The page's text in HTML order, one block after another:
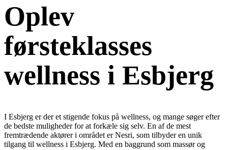
Oplev
førsteklasses
wellness i Esbjerg
I Esbjerg er der et stigende fokus på wellness, og mange søger efter
de bedste muligheder for at forkæle sig selv. En af de mest
fremtrædende aktører i området er Nesri, som tilbyder en unik
tilgang til wellness i Esbjerg. Med en baggrund som massør og